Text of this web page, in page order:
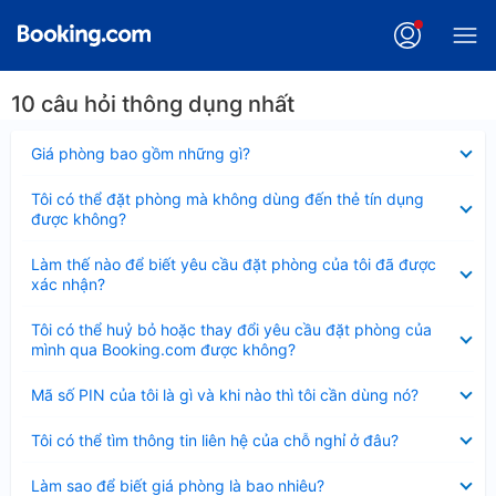
10 câu hỏi thông dụng nhất
Giá phòng bao gồm những gì?
thu
Tôi có thể đặt phòng mà không dùng đến thẻ tín dụng
được không?
thu
gọn
Làm thế nào để biết yêu cầu đặt phòng của tôi đã được
xác nhận?
thu
gọn
Tôi có thể huỷ bỏ hoặc thay đổi yêu cầu đặt phòng của
mình qua Booking.com được không?
thu
gọn
Mã số PIN của tôi là gì và khi nào thì tôi cần dùng nó?
thu
Tôi có thể tìm thông tin liên hệ của chỗ nghỉ ở đâu?
thu
Làm sao để biết giá phòng là bao nhiêu?
thu